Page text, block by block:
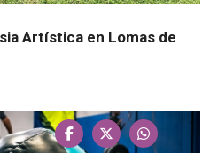
Artística en Lomas de